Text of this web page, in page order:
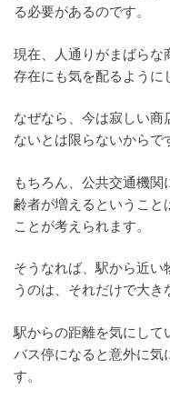
る必要があるのです。
現在、人通りがまばらな
存在にも気を配るように
なぜなら、今は寂しい商
ないとは限らないからで
もちろん、公共交通機
齢者が増えるということ
ことが考えられます。
そうなれば、駅から近い
うのは、それだけで大き
駅からの距離を気にして
バス停になると意外に気
す。